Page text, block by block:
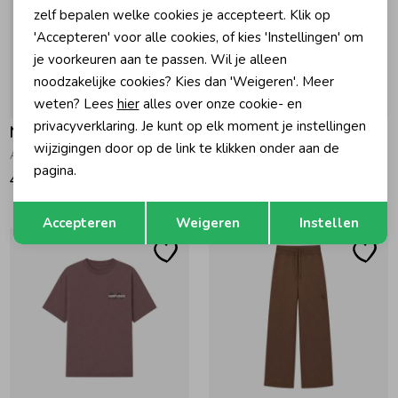
Nik&Nik
Arlo Oversized T-Shirt Sandstone
45,00
Nik&Nik
Opslaan
zelf bepalen welke cookies je accepteert. Klik op
'Accepteren' voor alle cookies, of kies 'Instellingen' om
je voorkeuren aan te passen. Wil je alleen
noodzakelijke cookies? Kies dan 'Weigeren'. Meer
weten? Lees hieralles over onze cookie- en
privacyverklaring. Je kunt op elk moment je instellingen
wijzigingen door op de link te klikken onder aan de
pagina.
Accepteren Weigeren Instellen